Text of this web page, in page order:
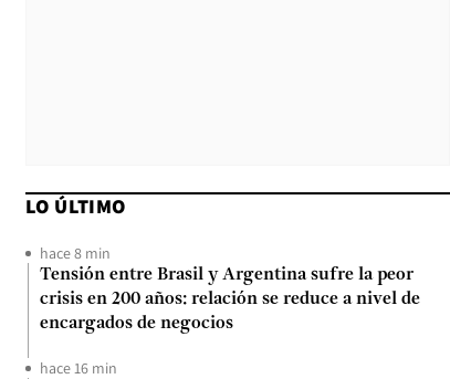
LO ÚLTIMO
hace 8 min
Tensión entre Brasil y Argentina sufre la peor
crisis en 200 años: relación se reduce a nivel de
encargados de negocios
hace 16 min